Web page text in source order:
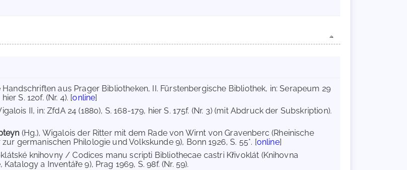
aus Prager Bibliotheken, II. Fürstenbergische Bibliothek, in: Serapeum 29
S. 120f. (Nr. 4). [online]
II, in: ZfdA 24 (1880), S. 168-179, hier S. 175f. (Nr. 3) (mit Abdruck der Subskription).
(Hg.), Wigalois der Ritter mit dem Rade von Wirnt von Gravenberc (Rheinische
germanischen Philologie und Volkskunde 9), Bonn 1926, S. 55*. [online]
knihovny / Codices manu scripti Bibliothecae castri Křivoklát (Knihovna
a Inventáře 9), Prag 1969, S. 98f. (Nr. 59).